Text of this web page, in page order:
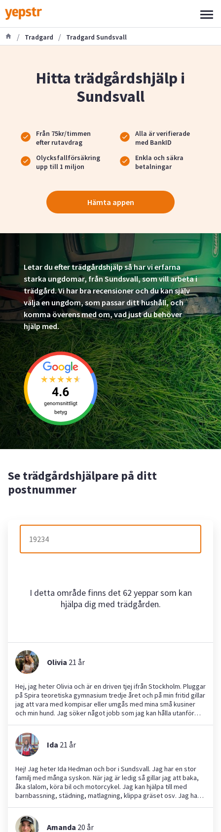
/ Tradgard / Tradgard Sundsvall
Hitta trädgårdshjälp i
Sundsvall
Från 75kr/timmen
efter rutavdrag
Alla är verifierade
med BankID
Olycksfallförsäkring
upp till 1 miljon
Enkla och säkra
betalningar
Hämta appen
Letar du efter trädgårdshjälp så har vi erfarna
starka ungdomar, från Sundsvall, som vill arbeta i
trädgård. Vi har bra recensioner och du kan själv
välja en ungdom, som passar ditt hushåll, och
komma överens med om, vad just du behöver
hjälp med.
Se trädgårdshjälpare på ditt
postnummer
I detta område finns det 62 yeppar som kan
hjälpa dig med trädgården.
Olivia 21 år
Hej, jag heter Olivia och är en driven tjej ifrån Stockholm. Pluggar
på Spira teoretiska gymnasium tredje året och på min fritid gillar
jag att vara med kompisar eller umgås med mina små kusiner
och min hund. Jag söker något jobb som jag kan hålla utanför
mina studier. Varför du borde anlita mig? Jag är jätte bra med
barn och har praktiserat på dagis och ställer alltid upp i jobbiga
tillfällen. Är väldigt bra med djur och älskar hundar lika mycket
som katter. Min pappa driver även ett eget företag där han
håller i bilevenemang var av jag har jobbat på majoriteten,
hanterar därav stress väldigt bra och är väldigt bra planerad. Är
inte allergisk emot något och är näst intill alltid tillgänglig. Hör
gärna av dig om du har några frågor.
Ida 21 år
Hej! Jag heter Ida Hedman och bor i Sundsvall. Jag har en stor
familj med många syskon. När jag är ledig så gillar jag att baka,
åka slalom, köra bil och motorcykel. Jag kan hjälpa till med
barnbassning, städning, matlagning, klippa gräset osv. Jag har
bör anlita mig då jag är van vid många barn omkring mig, jag är
väldigt social samt att jag är motiverad till att hjälpa till så
Amanda 20 år